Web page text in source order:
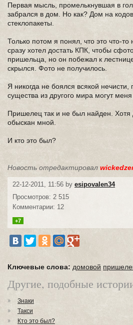
Первая мысль, промелькнувшая в
забрался в дом. Но как? Дом на
стеклопакеты.
Только потом я понял, что это что-
сразу хотел достать КПК, чтобы
пришельца, но он побежал к
скрылся. Фото не получилось.
Я никогда не боялся всякой нечисти,
существа из другого мира могут
Пришелец так и не был найден.
обыскан мной.
И кто это был?
Новость отредактировал
22-12-2011, 11:56 by esipovalen34
Просмотров: 2 515
Комментарии: 12
+7
Ключевые слова: домовой
Другие, подобные
Знаки
Такси
Кто это был?